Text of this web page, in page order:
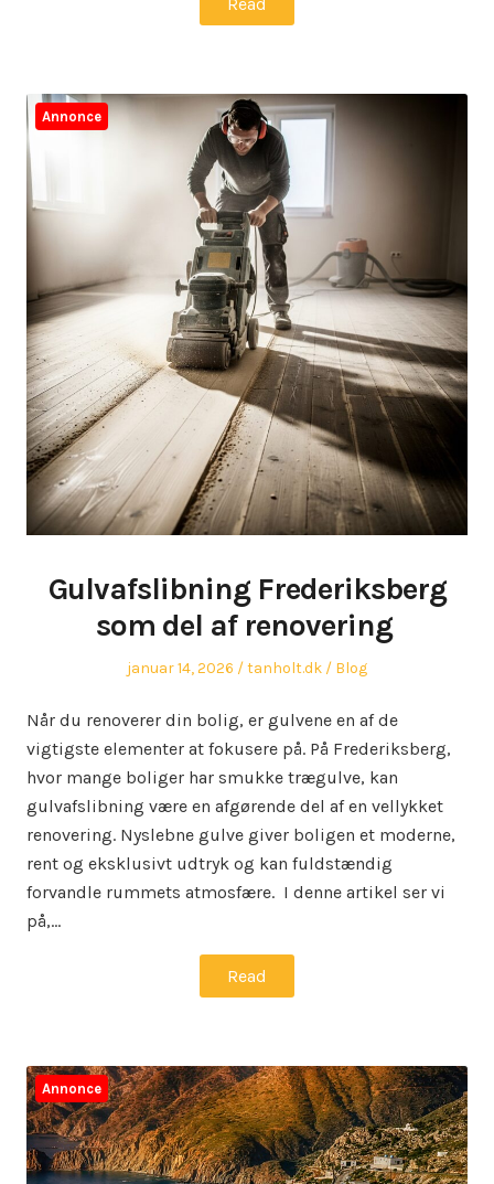
Annonce
Gulvafslibning Frederiksberg
som del af renovering
Posted
januar 14, 2026 Author
tanholt.dk
Posted
Blog
Når du renoverer din bolig, er gulvene en af de
vigtigste elementer at fokusere på. På Frederiksberg,
hvor mange boliger har smukke trægulve, kan
gulvafslibning være en afgørende del af en vellykket
renovering. Nyslebne gulve giver boligen et moderne,
rent og eksklusivt udtryk og kan fuldstændig
forvandle rummets atmosfære. I denne artikel ser vi
på,…
Read
Annonce